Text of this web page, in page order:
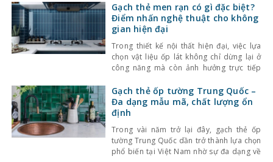
Gạch thẻ men rạn có gì đặc biệt?
Điểm nhấn nghệ thuật cho không
gian hiện đại
Trong thiết kế nội thất hiện đại, việc lựa
chọn vật liệu ốp lát không chỉ dừng lại ở
công năng mà còn ảnh hưởng trực tiếp
Một trong những lựa chọn nổi bật gần đây
là gạch thẻ men rạn – dòng gạch ốp lát
Gạch thẻ ốp tường Trung Quốc –
Đa dạng mẫu mã, chất lượng ổn
định
Trong vài năm trở lại đây, gạch thẻ ốp
tường Trung Quốc dần trở thành lựa chọn
phổ biến tại Việt Nam nhờ sự đa dạng về